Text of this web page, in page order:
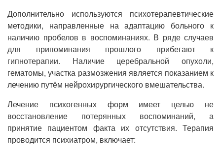
Дополнительно используются психотерапевтические
методики, направленные на адаптацию больного к
наличию пробелов в воспоминаниях. В ряде случаев
для припоминания прошлого прибегают к
гипнотерапии. Наличие церебральной опухоли,
гематомы, участка размозжения является показанием к
лечению путём нейрохирургического вмешательства.
Лечение психогенных форм имеет целью не
восстановление потерянных воспоминаний, а
принятие пациентом факта их отсутствия. Терапия
проводится психиатром, включает: